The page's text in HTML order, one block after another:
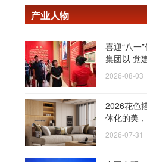
产业人物
喜迎“八一
集团以 党
2026-08-03
2026花色
体化的美
2026-07-31